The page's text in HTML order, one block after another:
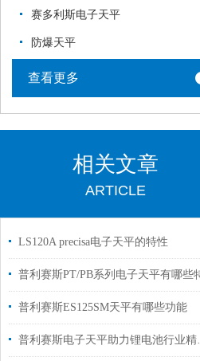
赛多利斯电子天平
防爆天平
查看更多
相关文章
ARTICLE
LS120A precisa电子天平的特性
普利赛斯PT/PB系列电子天平有哪些
普利赛斯ES125SM天平有哪些功能
普利赛